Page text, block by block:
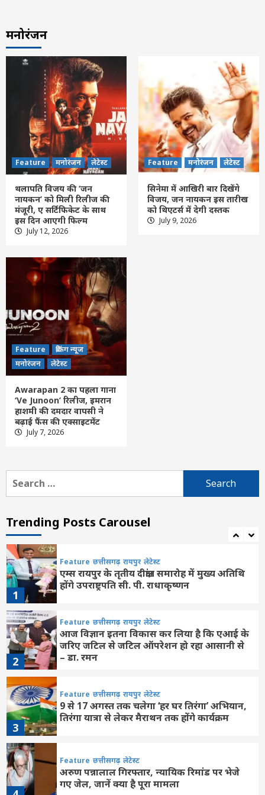
मनोरंजन
Feature मनोरंजन लेटेस्ट
थलापति विजय की ‘जन
नायकन’ को मिली रिलीज की
मंजूरी, ए सर्टिफिकेट के साथ
इस दिन आएगी फिल्म
July 12, 2026
Feature मनोरंजन लेटेस्ट
सिनेमा में आखिरी बार दिखेंगे
विजय, जन नायकन इस तारीख
को थिएटर्स में देगी दस्तक
July 9, 2026
Feature
ब्रेकिंग न्यूज
मनोरंजन
लेटेस्ट
Awarapan 2 का पहला गाना
‘Ve Junoon’ रिलीज, इमरान
हाशमी की दमदार वापसी ने
बढ़ाई फैंस की एक्साइटमेंट
July 7, 2026
Search
for:
Trending Posts Carousel
Feature
4
Feature छत्तीसगढ़ लेटेस्ट
अरुण पन्नालाल गिरफ्तार, न्यायिक रिमांड पर भेजे
गए जेल, जानें क्या है पूरा मामला
5
Feature today News
पामगढ़ रायपुर लेटेस्ट
खरौद गढ़वा तालाब में मगरमच्छ की खबर निकली
भ्रामक, 15 वर्षीय युवक ने मांगी माफी
Feature
7
राष्ट्रपति द्रौपदी मुर्मु ने राष्ट्रीय हथकरघा दिवस
हथकरघा पुरस्कार
1
Feature छत्तीसगढ़ रायपुर लेटेस्ट
एम्स रायपुर के तृतीय दीक्षांत समारोह में मुख्य अतिथि
होंगे उपराष्ट्रपति सी. पी. राधाकृष्णन
2
Feature छत्तीसगढ़ रायपुर लेटेस्ट
आज विज्ञान इतना विकास कर लिया है कि एआई के
जरिए जटिल से जटिल ऑपरेशन हो रहा आसानी से
– डा. रमन
3
Feature छत्तीसगढ़ रायपुर लेटेस्ट
9 से 17 अगस्त तक चलेगा ‘हर घर तिरंगा’ अभियान,
तिरंगा यात्रा से लेकर मैराथन तक होंगे कार्यक्रम
Feature छत्तीसगढ़ लेटेस्ट
अरुण पन्नालाल गिरफ्तार, न्यायिक रिमांड पर भेजे
गए जेल, जानें क्या है पूरा मामला